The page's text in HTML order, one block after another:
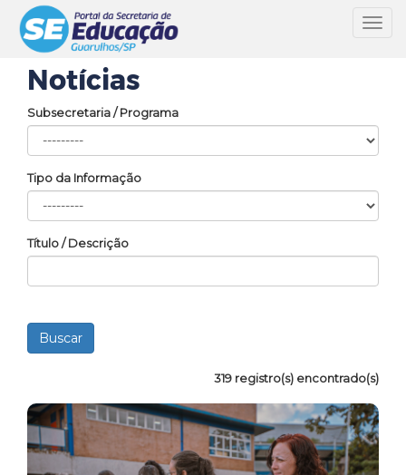
Notícias
Subsecretaria / Programa
Tipo da Informação
Título / Descrição
319 registro(s) encontrado(s)